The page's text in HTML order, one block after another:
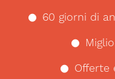
60 giorni di
Offerte